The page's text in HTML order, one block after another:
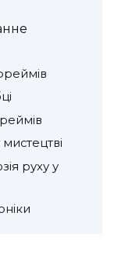
руху у